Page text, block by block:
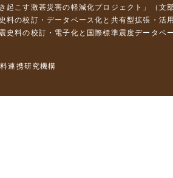
起こす激甚災害の軽減化プロジェクト」（
史料の校訂・データベース化と共有型拡張・
震史料の校訂・電子化と国際標準震度データ
連携研究機構